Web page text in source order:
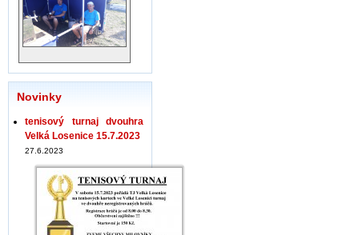
Novinky
tenisový turnaj dvouhra
Velká Losenice 15.7.2023
27.6.2023